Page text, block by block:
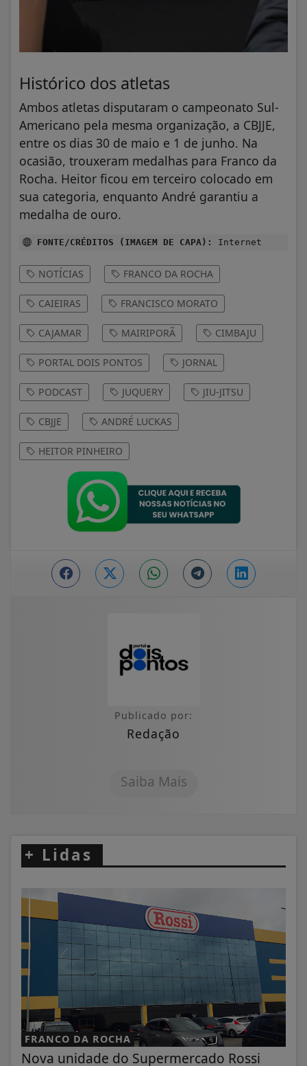
Histórico dos atletas
Ambos atletas disputaram o campeonato Sul-
Americano pela mesma organização, a CBJJE,
entre os dias 30 de maio e 1 de junho. Na
ocasião, trouxeram medalhas para Franco da
Rocha. Heitor ficou em terceiro colocado em
sua categoria, enquanto André garantiu a
medalha de ouro.
FONTE/CRÉDITOS (IMAGEM DE CAPA): Internet
NOTÍCIAS FRANCO DA ROCHA
CAIEIRAS FRANCISCO MORATO
CAJAMAR MAIRIPORÃ CIMBAJU
PORTAL DOIS PONTOS JORNAL
PODCAST JUQUERY JIU-JITSU
CBJJE ANDRÉ LUCKAS
HEITOR PINHEIRO
Publicado por:
Redação
Saiba Mais
+ Lidas
FRANCO DA ROCHA
Nova unidade do Supermercado Rossi